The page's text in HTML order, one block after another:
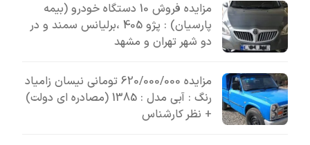
مزایده فروش 10 دستگاه خودرو (بیمه
پارسیان) : پژو 405 ،برلیانس سمند و در
دو شهر تهران و مشهد
مزایده 620/000/000 تومانی نیسان زامیاد
رنگ : آبی مدل : 1385 (مصادره ای دولت)
+ نظر کارشناس